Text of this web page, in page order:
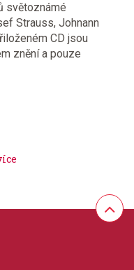
světoznámé
Strauss, Johnann
CD jsou
znění a pouze